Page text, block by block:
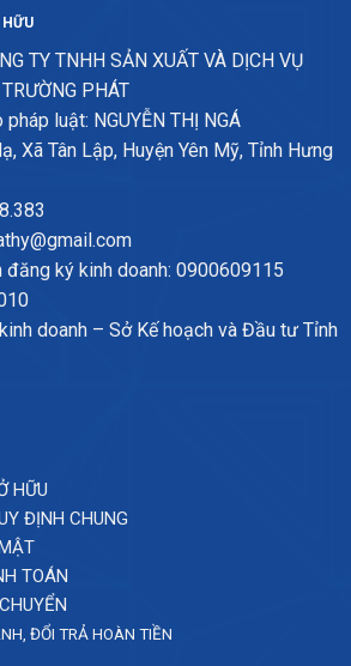
TY TNHH SẢN XUẤT VÀ DỊCH VỤ
PHÁT
luật: NGUYỄN THỊ NGÁ
Xã Tân Lập, Huyện Yên Mỹ, Tỉnh Hưng
đăng ký kinh doanh: 0900609115
doanh – Sở Kế hoạch và Đầu tư Tỉnh
HỮU
ĐỊNH CHUNG
TOÁN
ĐỔI TRẢ HOÀN TIỀN